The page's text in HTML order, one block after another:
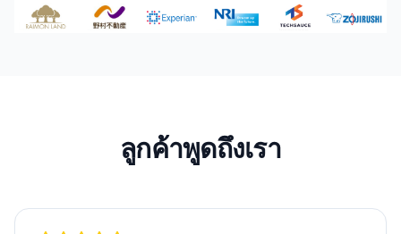
ลูกค้าพูดถึงเรา